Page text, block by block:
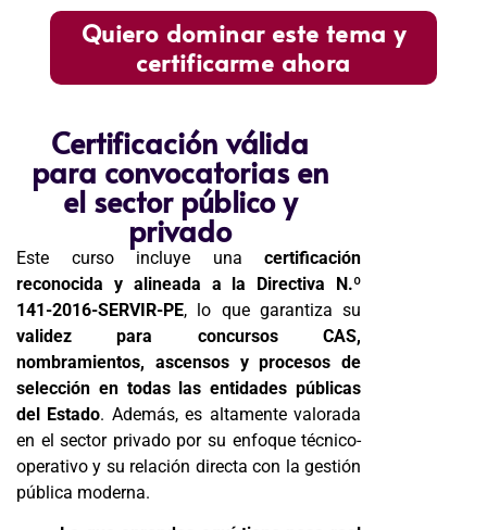
Quiero dominar este tema y
certificarme ahora
Certificación válida
para convocatorias en
el sector público y
privado
Este curso incluye unacertificación
reconocida y alineada a la Directiva N.º
141-2016-SERVIR-PE, lo que garantiza su
validez para concursos CAS,
nombramientos, ascensos y procesos de
selección en todas las entidades públicas
del Estado. Además, es altamente valorada
en el sector privado por su enfoque técnico-
operativo y su relación directa con la gestión
pública moderna.